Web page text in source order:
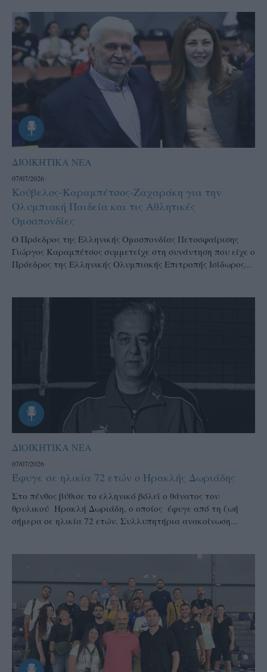
ΔΙΟΙΚΗΤΙΚΑ ΝΕΑ
07/07/2026
Κούβελος-Καραμπέτσος-Ζαχαράκη για την
Ολυμπιακή Παιδεία και τις Αθλητικές
Ομοσπονδίες
Ο Πρόεδρος της Ελληνικής Ομοσπονδίας Πετοσφαίρισης
Γιώργος Καραμπέτσος συμμετείχε στη συνάντηση που είχε ο
Πρόεδρος της Ελληνικής Ολυμπιακής Επιτροπής Ισίδωρος...
ΔΙΟΙΚΗΤΙΚΑ ΝΕΑ
07/07/2026
Έφυγε σε ηλικία 72 ετών ο Ηρακλής Δωριάδης
Στο πένθος βύθισε το ελληνικό βόλεϊ ο θάνατος του
θρυλικού Ηρακλή Δωριάδη, ο οποίος έφυγε από τη ζωή
σήμερα σε ηλικία 72 ετών. Συλλυπητήρια ανακοίνωση...